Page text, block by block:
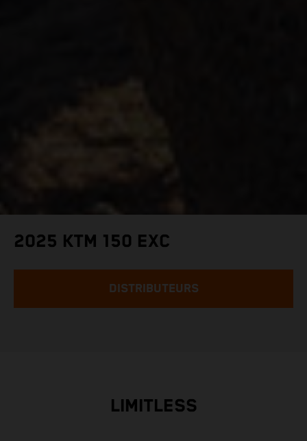
2025 KTM 150 EXC
DISTRIBUTEURS
LIMITLESS